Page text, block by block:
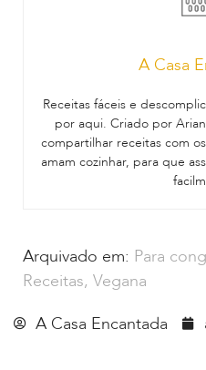
A Casa
Receitas fáceis e
por aqui. Criado por
compartilhar receitas com
amam cozinhar, para que
Arquivado em: Para
Receitas, Vegana
A Casa Encantada